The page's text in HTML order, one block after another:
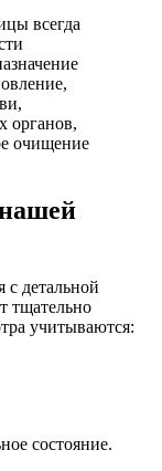
всегда
органов,
очищение
с детальной
тщательно
учитываются:
состояние.